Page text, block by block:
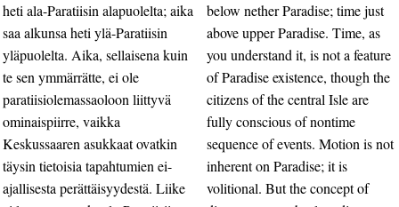
heti ala-Paratiisin alapuolelta; aika
saa alkunsa heti ylä-Paratiisin
yläpuolelta. Aika, sellaisena kuin
te sen ymmärrätte, ei ole
paratiisiolemassaoloon liittyvä
ominaispiirre, vaikka
Keskussaaren asukkaat ovatkin
täysin tietoisia tapahtumien ei-
ajallisesta perättäisyydestä. Liike
below nether Paradise; time just
above upper Paradise. Time, as
you understand it, is not a feature
of Paradise existence, though the
citizens of the central Isle are
fully conscious of nontime
sequence of events. Motion is not
inherent on Paradise; it is
volitional. But the concept of